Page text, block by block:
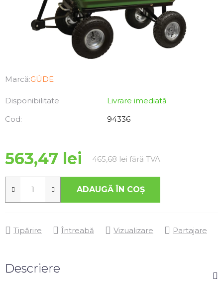
Marcă:GÜDE
Disponibilitate
Livrare imediată
Cod:
94336
563,47 lei 465,68 lei fără TVA
ADAUGĂ ÎN COŞ
Tipărire Întreabă Vizualizare Partajare
Descriere